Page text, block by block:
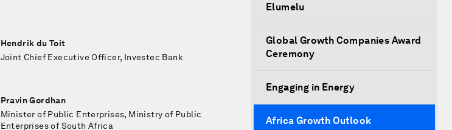
Hendrik du Toit
Joint Chief Executive Officer, Investec Bank
Pravin Gordhan
Minister of Public Enterprises, Ministry of Public
Enterprises of South Africa
Elumelu
Global Growth Companies Award
Ceremony
Engaging in Energy
Africa Growth Outlook